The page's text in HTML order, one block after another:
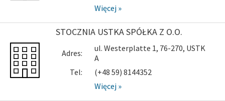
Więcej »
STOCZNIA USTKA SPÓŁKA Z O.O.
Adres:
ul. Westerplatte 1, 76-270, USTK
A
Tel:
(+48 59) 8144352
Więcej »